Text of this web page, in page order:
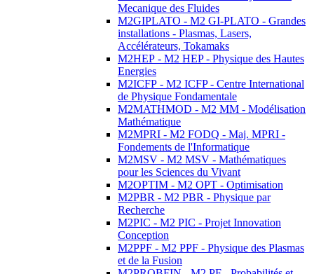
Mecanique des Fluides
M2GIPLATO - M2 GI-PLATO - Grandes
installations - Plasmas, Lasers,
Accélérateurs, Tokamaks
M2HEP - M2 HEP - Physique des Hautes
Energies
M2ICFP - M2 ICFP - Centre International
de Physique Fondamentale
M2MATHMOD - M2 MM - Modélisation
Mathématique
M2MPRI - M2 FODQ - Maj. MPRI -
Fondements de l'Informatique
M2MSV - M2 MSV - Mathématiques
pour les Sciences du Vivant
M2OPTIM - M2 OPT - Optimisation
M2PBR - M2 PBR - Physique par
Recherche
M2PIC - M2 PIC - Projet Innovation
Conception
M2PPF - M2 PPF - Physique des Plasmas
et de la Fusion